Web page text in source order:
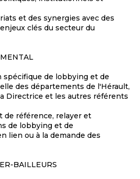
et des synergies avec des
clés du secteur du
spécifique de lobbying et de
des départements de l'Hérault,
Directrice et les autres référents
de référence, relayer et
de lobbying et de
lien ou à la demande des
BAILLEURS